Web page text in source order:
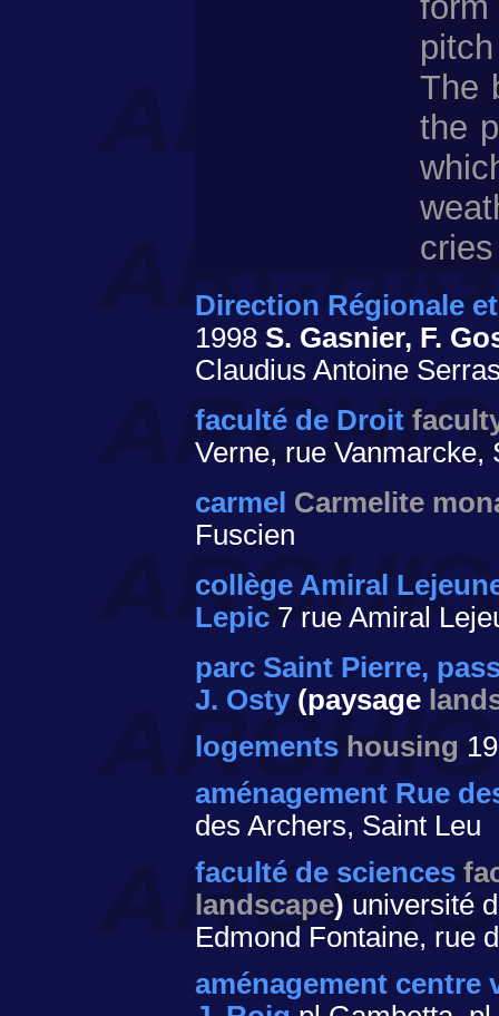
The
the
Direction Régionale
1998 S. Gasnier, F.
Claudius Antoine
faculté de Droit
Verne, rue Vanmarcke,
carmel Carmelite
Fuscien
collège Amiral
Lepic 7 rue Amiral
parc Saint Pierre,
J. Osty(paysage
logements housing
aménagement Rue
des Archers, Saint Leu
faculté de sciences
landscape) université
Edmond Fontaine, rue
aménagement centre